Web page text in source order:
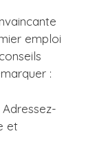
emploi
:
Adressez-
et